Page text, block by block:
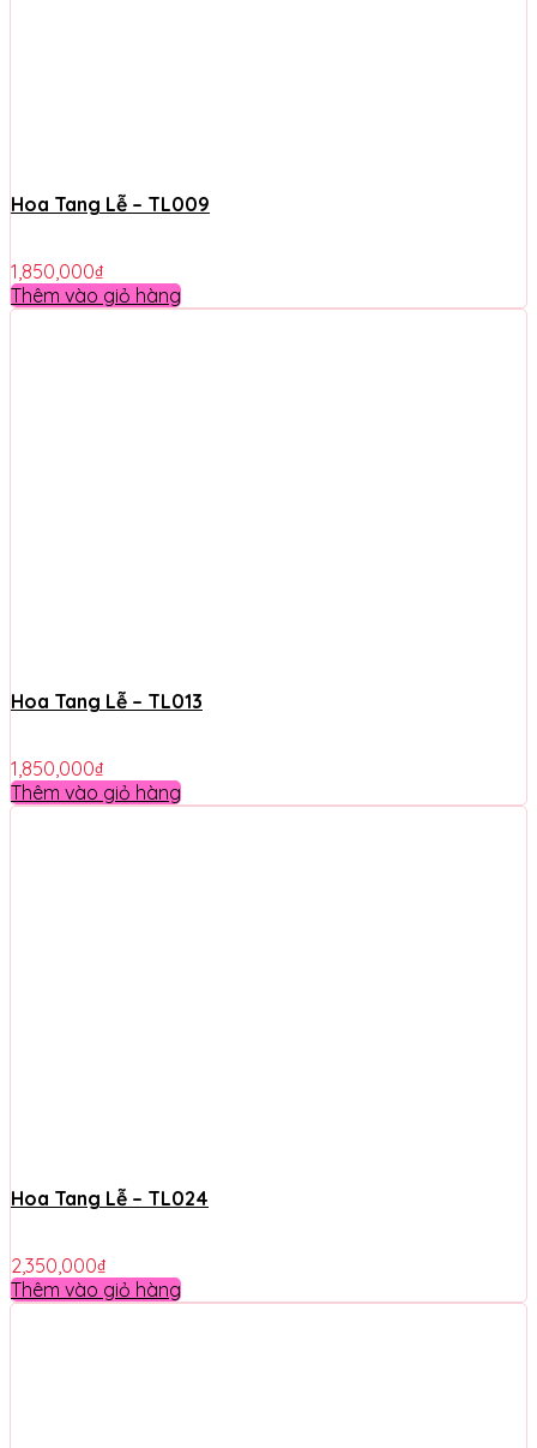
Hoa Tang Lễ – TL009
1,850,000₫
Thêm vào giỏ hàng
Hoa Tang Lễ – TL013
1,850,000₫
Thêm vào giỏ hàng
Hoa Tang Lễ – TL024
2,350,000₫
Thêm vào giỏ hàng